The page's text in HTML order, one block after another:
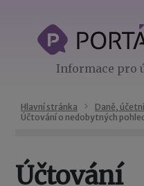
Informace pro
Hlavní stránka Daně,
Účtování o nedobytných
Účtování